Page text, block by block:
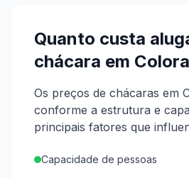
Quanto custa
chácara em
Os preços de chácaras em
conforme a estrutura e
principais fatores que
Capacidade de pessoas